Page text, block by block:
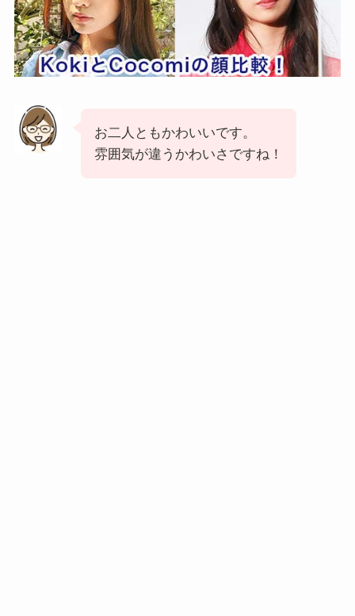
お二人ともかわいいです。
雰囲気が違うかわいさですね！